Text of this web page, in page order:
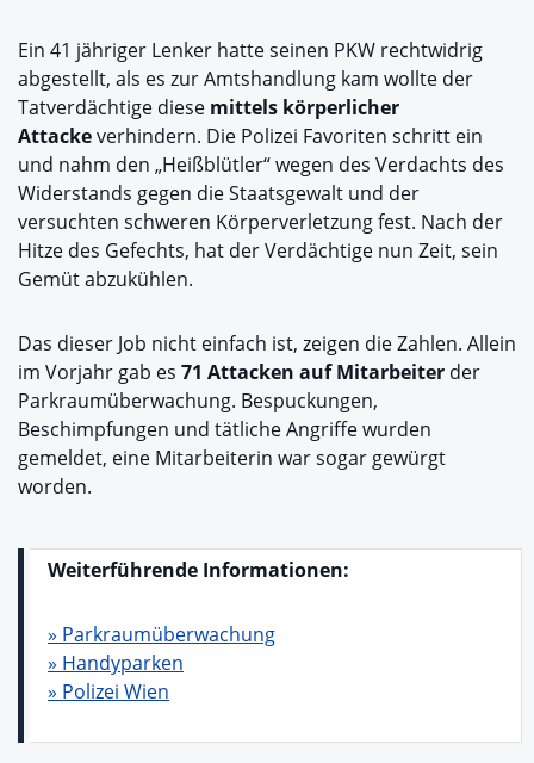
Ein 41 jähriger Lenker hatte seinen PKW rechtwidrig
abgestellt, als es zur Amtshandlung kam wollte der
Tatverdächtige diese mittels körperlicher
Attackeverhindern. Die Polizei Favoriten schritt ein
und nahm den „Heißblütler“ wegen des Verdachts des
Widerstands gegen die Staatsgewalt und der
versuchten schweren Körperverletzung fest. Nach der
Hitze des Gefechts, hat der Verdächtige nun Zeit, sein
Gemüt abzukühlen.
Das dieser Job nicht einfach ist, zeigen die Zahlen. Allein
im Vorjahr gab es 71 Attacken auf Mitarbeiter der
Parkraumüberwachung. Bespuckungen,
Beschimpfungen und tätliche Angriffe wurden
gemeldet, eine Mitarbeiterin war sogar gewürgt
worden.
Weiterführende Informationen:
» Parkraumüberwachung
» Handyparken
» Polizei Wien